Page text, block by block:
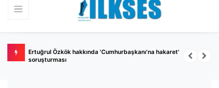
belli
Ertuğrul Özkök hakkında 'Cumhurbaşkanı'na hakaret'
soruşturması